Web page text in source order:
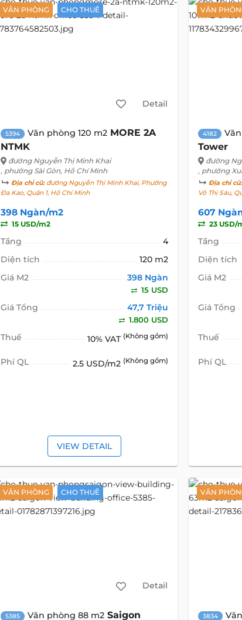
VĂN PHÒNG CHO THUÊ
Detail
5394 Văn phòng 120 m2 MORE 2A
NTMK
đường Nguyễn Thị Minh Khai
, phường Sài Gòn, Hồ Chí Minh
Địa chỉ cũ:đường Nguyễn Thị Minh Khai, Phường
Đa Kao, Quận 1, Hồ Chí Minh
398 Ngàn/m2
15 USD/m2
Tầng
4
Diện tích
120 m2
Giá M2
398 Ngàn
15 USD
Giá Tổng 47,7 Triệu
1.800 USD
Thuế 10% VAT (Không gồm)
Phí QL 2.5 USD/m2 (Không gồm)
VIEW DETAIL
VĂN
4182
Tower
đường
, phường
Địa chỉ cũ:
Võ Thị Sáu,
607
23 USD/
Tầng
Diện tích
Giá M2
Giá Tổng
Thuế
Phí QL
VĂN PHÒNG CHO THUÊ
Detail
5385 Văn phòng 88 m2 Saigon
VĂN
3834